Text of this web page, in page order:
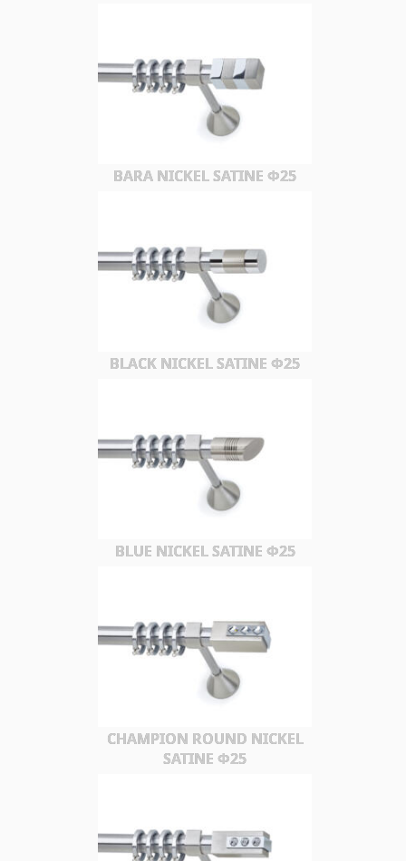
BARA NICKEL SATINE Φ25
BLACK NICKEL SATINE Φ25
BLUE NICKEL SATINE Φ25
CHAMPION ROUND NICKEL
SATINE Φ25